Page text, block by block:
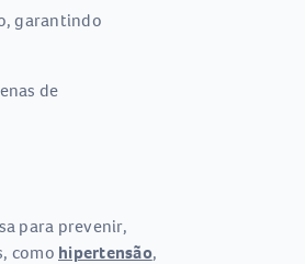
garantindo
de
para prevenir,
como hipertensão,